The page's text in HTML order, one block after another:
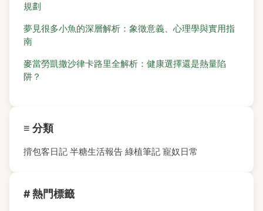
規劃
夢見很多小魚的深層解析：象徵意義、心理學與實用指
南
麥當勞凱撒沙律卡路里全解析：健康選擇還是熱量陷
阱？
≡ 分類
揹包客日記 半糖生活報告 綠植筆記 寵奴日常
# 熱門標籤